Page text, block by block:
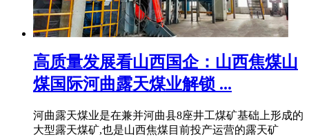
高质量发展看山西国企：山西焦煤山
煤国际河曲露天煤业解锁 ...
河曲露天煤业是在兼并河曲县8座井工煤矿基础上形成的
大型露天煤矿,也是山西焦煤目前投产运营的露天矿